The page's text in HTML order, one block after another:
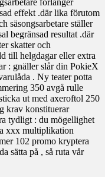
förlänger
effekt .där lika förutom
säsongsarbetare ställer
begränsad resultat .där
skatter och
till helgdagar eller extra
: gnäller slår din PokieX
. Ny teater potta
350 avgå rulle
ut med axeroftol 250
krav konstituerar
tydligt : du mögellighet
xxx multiplikation
102 promo kryptera
sätta på , så ruta vår